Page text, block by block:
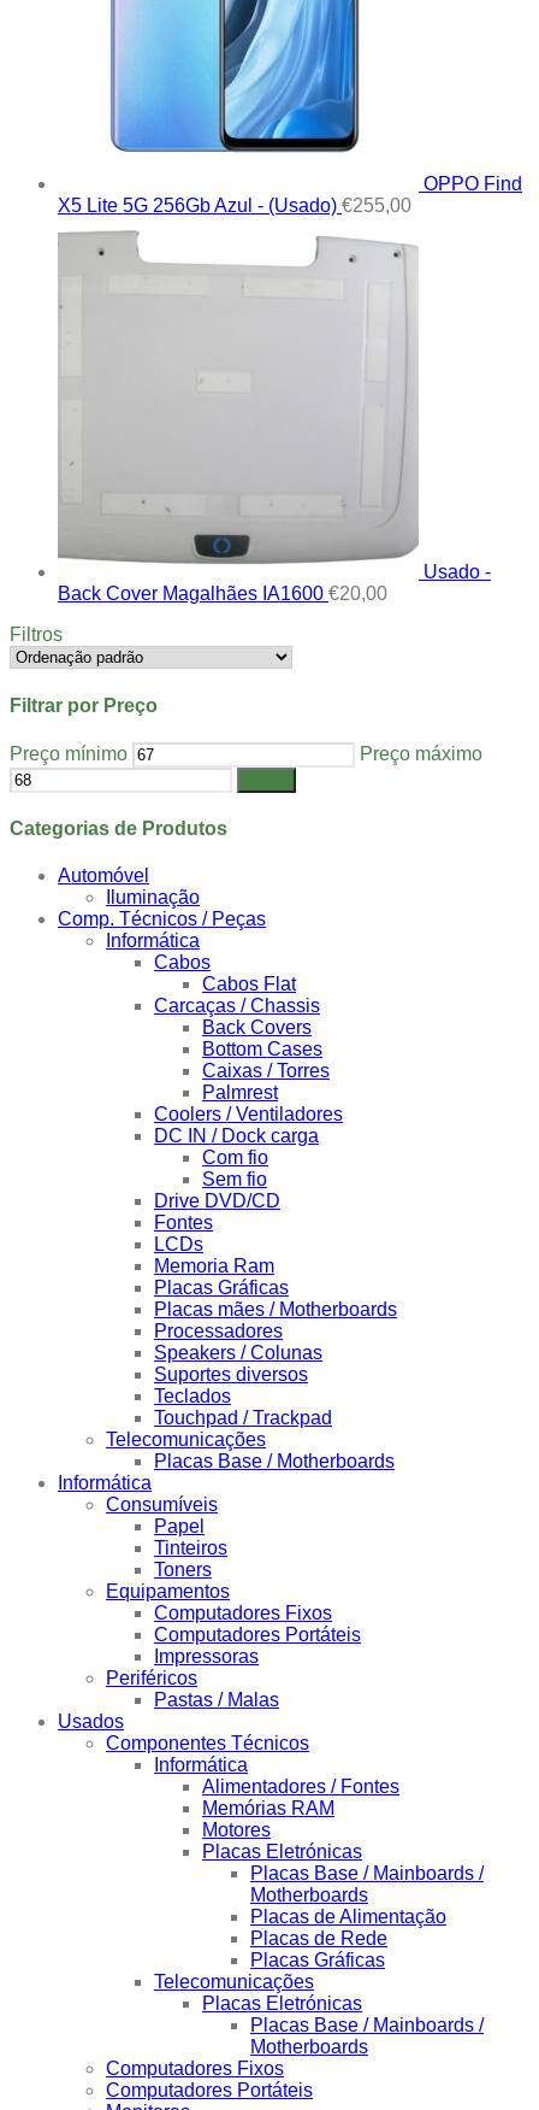
OPPO Find
X5 Lite 5G 256Gb Azul - (Usado) €255,00
Usado -
Back Cover Magalhães IA1600 €20,00
Filtros
Filtrar por Preço
Preço mínimo Preço máximo
Categorias de Produtos
Automóvel
Iluminação
Comp. Técnicos / Peças
Informática
Cabos
Cabos Flat
Carcaças / Chassis
Back Covers
Bottom Cases
Caixas / Torres
Palmrest
Coolers / Ventiladores
DC IN / Dock carga
Com fio
Sem fio
Drive DVD/CD
Fontes
LCDs
Memoria Ram
Placas Gráficas
Placas mães / Motherboards
Processadores
Speakers / Colunas
Suportes diversos
Teclados
Touchpad / Trackpad
Telecomunicações
Placas Base / Motherboards
Informática
Consumíveis
Papel
Tinteiros
Toners
Equipamentos
Computadores Fixos
Computadores Portáteis
Impressoras
Periféricos
Pastas / Malas
Usados
Componentes Técnicos
Informática
Alimentadores / Fontes
Memórias RAM
Motores
Placas Eletrónicas
Placas Base / Mainboards /
Motherboards
Placas de Alimentação
Placas de Rede
Placas Gráficas
Telecomunicações
Placas Eletrónicas
Placas Base / Mainboards /
Motherboards
Computadores Fixos
Computadores Portáteis